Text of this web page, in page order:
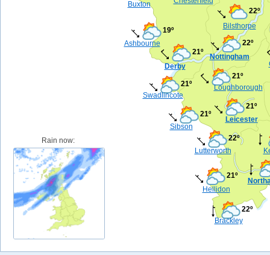
Leicester
21º
Nottingham
22º
Derby
21º
Loughborough
21º
Swadlincote
21º
Buxton
Brackley
22º
Lutterworth
22º
Ashbourne
19º Bilsthorpe
22º
Sibson
21º
Hellidon
21º
Rain now: